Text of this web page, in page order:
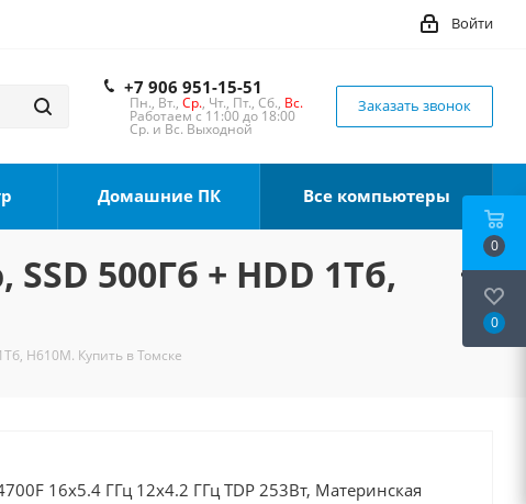
Войти
+7 906 951-15-51
Пн., Вт., Ср., Чт., Пт., Сб., Вс.
Работаем с 11:00 до 18:00
Ср. и Вс. Выходной
Заказать звонок
Домашние ПК Все компьютеры
500Гб + HDD 1Тб,
H610M. Купить в Томске
16x5.4 ГГц 12x4.2 ГГц TDP 253Вт, Материнская
0
0